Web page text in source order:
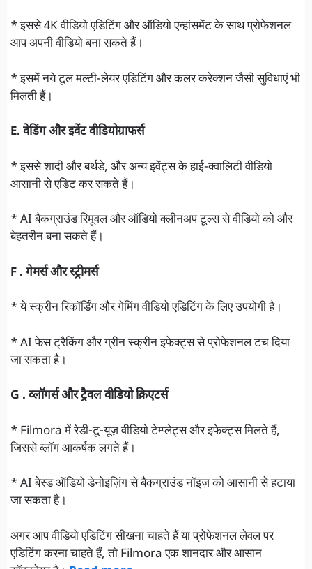
* इससे 4K वीडियो एडिटिंग और ऑडियो एन्हांसमेंट के साथ प्रोफेशनल
आप अपनी वीडियो बना सकते हैं।
* इसमें नये टूल मल्टी-लेयर एडिटिंग और कलर करेक्शन जैसी सुविधाएं भी
मिलती हैं।
E. वेडिंग और इवेंट वीडियोग्राफर्स
* इससे शादी और बर्थडे, और अन्य इवेंट्स के हाई-क्वालिटी वीडियो
आसानी से एडिट कर सकते हैं।
* AI बैकग्राउंड रिमूवल और ऑडियो क्लीनअप टूल्स से वीडियो को और
बेहतरीन बना सकते हैं।
F . गेमर्स और स्ट्रीमर्स
* ये स्क्रीन रिकॉर्डिंग और गेमिंग वीडियो एडिटिंग के लिए उपयोगी है।
* AI फेस ट्रैकिंग और ग्रीन स्क्रीन इफेक्ट्स से प्रोफेशनल टच दिया
जा सकता है।
G . व्लॉगर्स और ट्रैवल वीडियो क्रिएटर्स
* Filmora में रेडी-टू-यूज़ वीडियो टेम्प्लेट्स और इफेक्ट्स मिलते हैं,
जिससे व्लॉग आकर्षक लगते हैं।
* AI बेस्ड ऑडियो डेनोइज़िंग से बैकग्राउंड नॉइज़ को आसानी से हटाया
जा सकता है।
अगर आप वीडियो एडिटिंग सीखना चाहते हैं या प्रोफेशनल लेवल पर
एडिटिंग करना चाहते हैं, तो Filmora एक शानदार और आसान